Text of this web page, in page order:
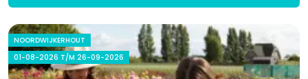
NOORDWIJKERHOUT
01-08-2026 T/M 26-09-2026